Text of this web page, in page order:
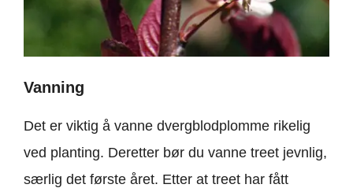
Vanning
Det er viktig å vanne dvergblodplomme rikelig
ved planting. Deretter bør du vanne treet jevnlig,
særlig det første året. Etter at treet har fått